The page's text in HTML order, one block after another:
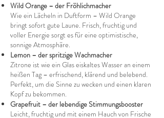
Wild Orange – der Fröhlichmacher
Wie ein Lächeln in Duftform – Wild Orange
bringt sofort gute Laune. Frisch, fruchtig und
voller Energie sorgt es für eine optimistische,
sonnige Atmosphäre.
Lemon – der spritzige Wachmacher
Zitrone ist wie ein Glas eiskaltes Wasser an einem
heißen Tag – erfrischend, klärend und belebend.
Perfekt, um die Sinne zu wecken und einen klaren
Kopf zu bekommen.
Grapefruit – der lebendige Stimmungsbooster
Leicht, fruchtig und mit einem Hauch von Frische